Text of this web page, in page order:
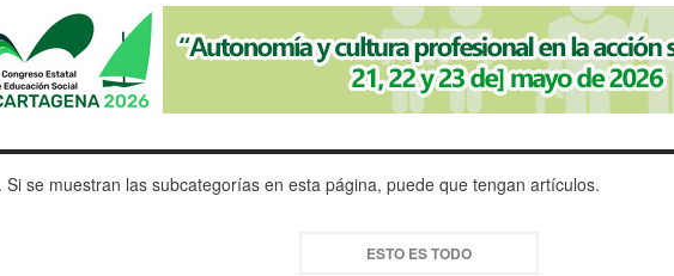
se muestran las subcategorías en esta página, puede que tengan artículos.
ESTO ES TODO